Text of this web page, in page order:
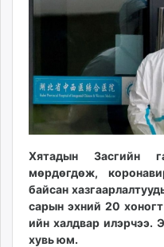
ikon.mn
Eguur.mn
24tsag.mn
shuud.mn
eagle.mn
ergelt.mn
zarig.mn
today.mn
zuv.mn
mminfo.mn
Хятадын Засгийн
мөрдөгдөж,
байсан
сарын эхний 20
ийн халдвар илэрчээ.
хувь юм.